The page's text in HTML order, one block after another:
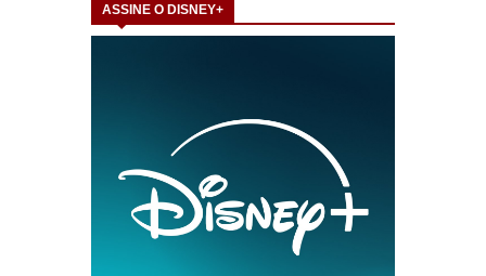
ASSINE O DISNEY+